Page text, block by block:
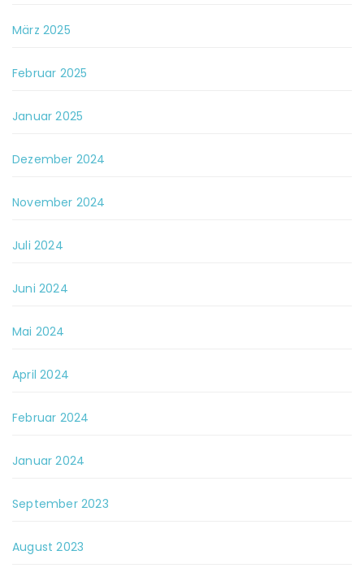
März 2025
Februar 2025
Januar 2025
Dezember 2024
November 2024
Juli 2024
Juni 2024
Mai 2024
April 2024
Februar 2024
Januar 2024
September 2023
August 2023